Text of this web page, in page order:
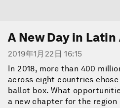
A New Day in
2019年1月22日 16:15
In 2018, more than 400
across eight countries
ballot box. What
a new chapter for the region